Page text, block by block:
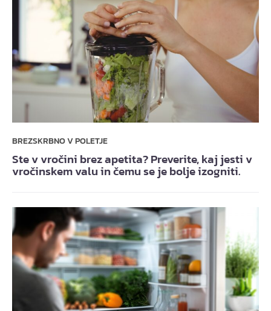
BREZSKRBNO V POLETJE
Ste v vročini brez apetita? Preverite, kaj jesti v
vročinskem valu in čemu se je bolje izogniti.